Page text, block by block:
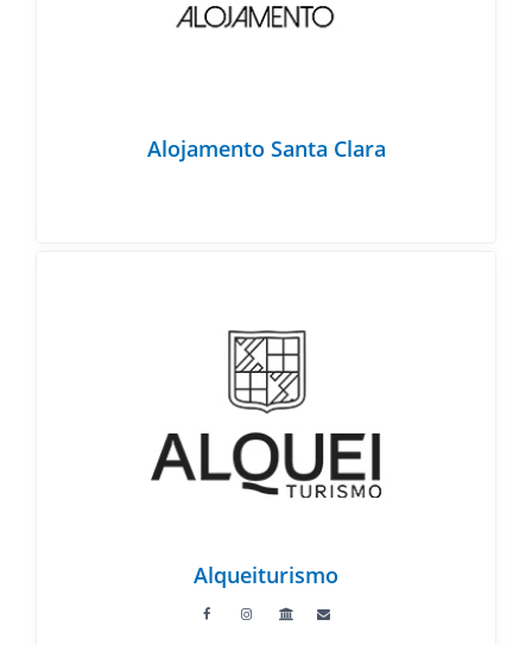
Alojamento Santa Clara
Alqueiturismo